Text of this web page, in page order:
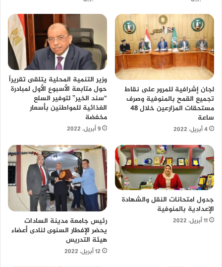
لجان إشرافية للمرور على نقاط
تجميع القمح بالمنوفية وصرف
مستحقات المزارعين خلال 48
ساعة
4 أبريل، 2022
وزير التنمية المحلية يتلقى تقريراً
حول متابعة الأسبوع الأول لمبادرة
“سند الخير” لتوفير السلع
الغذائية للمواطنين بأسعار
مخفضة
9 أبريل، 2022
جدول امتحانات النقل والشهادة
الإعدادية بالمنوفية
11 أبريل، 2022
رئيس جامعة مدينة السادات
يحضر الإفطار السنوى لنادى أعضاء
هيئة التدريس
12 أبريل، 2022